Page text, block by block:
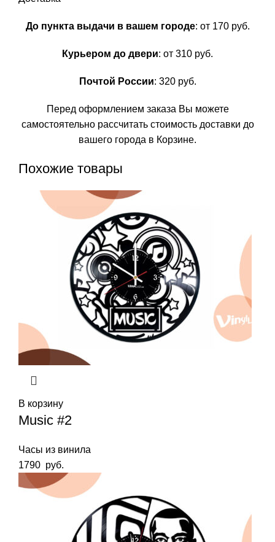
До пункта выдачи в вашем городе: от 170 руб.
Курьером до двери: от 310 руб.
Почтой России: 320 руб.
Перед оформлением заказа Вы можете
самостоятельно рассчитать стоимость доставки до
вашего города в Корзине.
Похожие товары
В корзину
Music #2
Часы из винила
1790 руб.